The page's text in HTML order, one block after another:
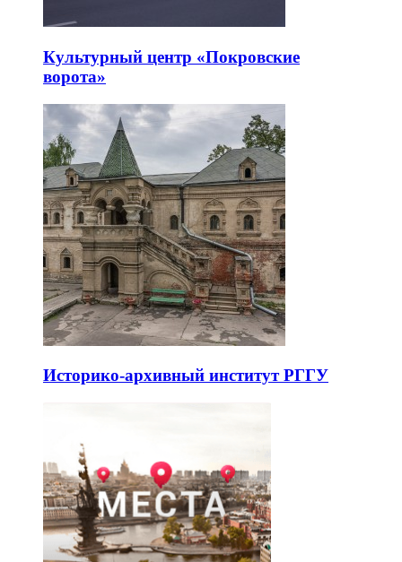
Культурный центр «Покровские
ворота»
Историко-архивный институт РГГУ